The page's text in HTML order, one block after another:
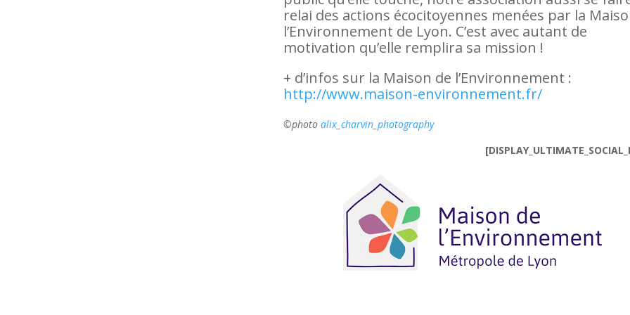
relai des actions écocitoyennes menées par la
l’Environnement de Lyon. C’est avec autant de
motivation qu’elle remplira sa mission !
+ d’infos sur la Maison de l’Environnement :
http://www.maison-environnement.fr/
©photoalix_charvin_photography